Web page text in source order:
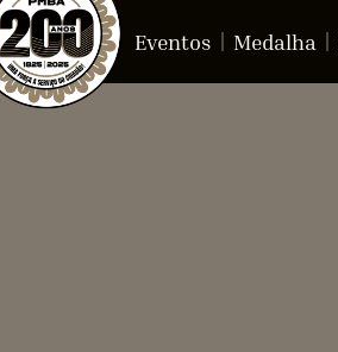
Eventos Medalha